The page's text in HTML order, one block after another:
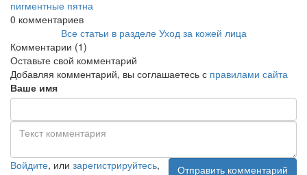
пигментные пятна
0 комментариев
Все статьи в разделе Уход за кожей лица
Комментарии (1)
Оставьте свой комментарий
Добавляя комментарий, вы соглашаетесь с правилами сайта
Ваше имя
Войдите, или зарегистрируйтесь,
Отправить комментарий